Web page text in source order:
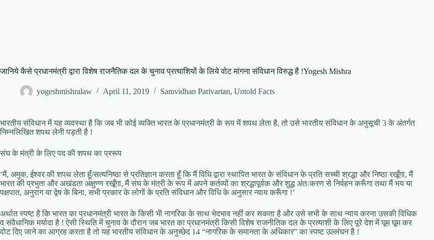
जानिये कैसे प्रधानमंत्री द्वारा विशेष राजनैतिक दल के चुनाव प्रत्याशियों के लिये वोट मांगना संविधान विरुद्ध है !Yogesh Mishra
yogeshmishralaw April 11, 2019 Samvidhan Parivartan, Untold Facts
भारतीय संविधान में यह व्यवस्था है कि जब भी कोई व्यक्ति भारत के प्रधानमंत्री के रूप में शपथ लेता है, तो उसे भारतीय संविधान के अनुसूची 3 के अंतर्गत
निम्नलिखित शपथ लेनी पड़ती है !
संघ के मंत्री के लिए पद की शपथ का प्ररूप
‘मैं, अमुक, ईश्वर की शपथ लेता हूँ/सत्यनिष्ठा से प्रतिज्ञान करता हूँ कि मैं विधि द्वारा स्थापित भारत के संविधान के प्रति सच्ची श्रद्धा और निष्ठा रखूँगा, मैं
भारत की प्रभुता और अखंडता अक्षुण्ण रखूँगा, मैं संघ के मंत्री के रूप में अपने कर्तव्यों का श्रद्धापूर्वक और शुद्ध अंतःकरण से निर्वहन करूँगा तथा मैं भय या
पक्षपात, अनुराग या द्वेष के बिना, सभी प्रकार के लोगों के प्रति संविधान और विधि के अनुसार न्याय करूँगा !’
अर्थात स्पष्ट है कि भारत का प्रधानमंत्री भारत के किसी भी नागरिक के साथ भेदभाव नहीं कर सकता है और उसे सभी के साथ न्याय करना उसकी विधिक
व संवैधानिक मर्यादा है ! ऐसी स्थिति में चुनाव के दौरान जब भारत का प्रधानमंत्री किसी विशेष राजनीतिक दल के प्रत्याशी के लिए पूरे देश में घूम घूम कर
वोट दिए जाने का आग्रह करता है तो यह भारतीय संविधान के अनुच्छेद 14 “नागरिक के समानता के अधिकार” का स्पष्ट उल्लंघन है !